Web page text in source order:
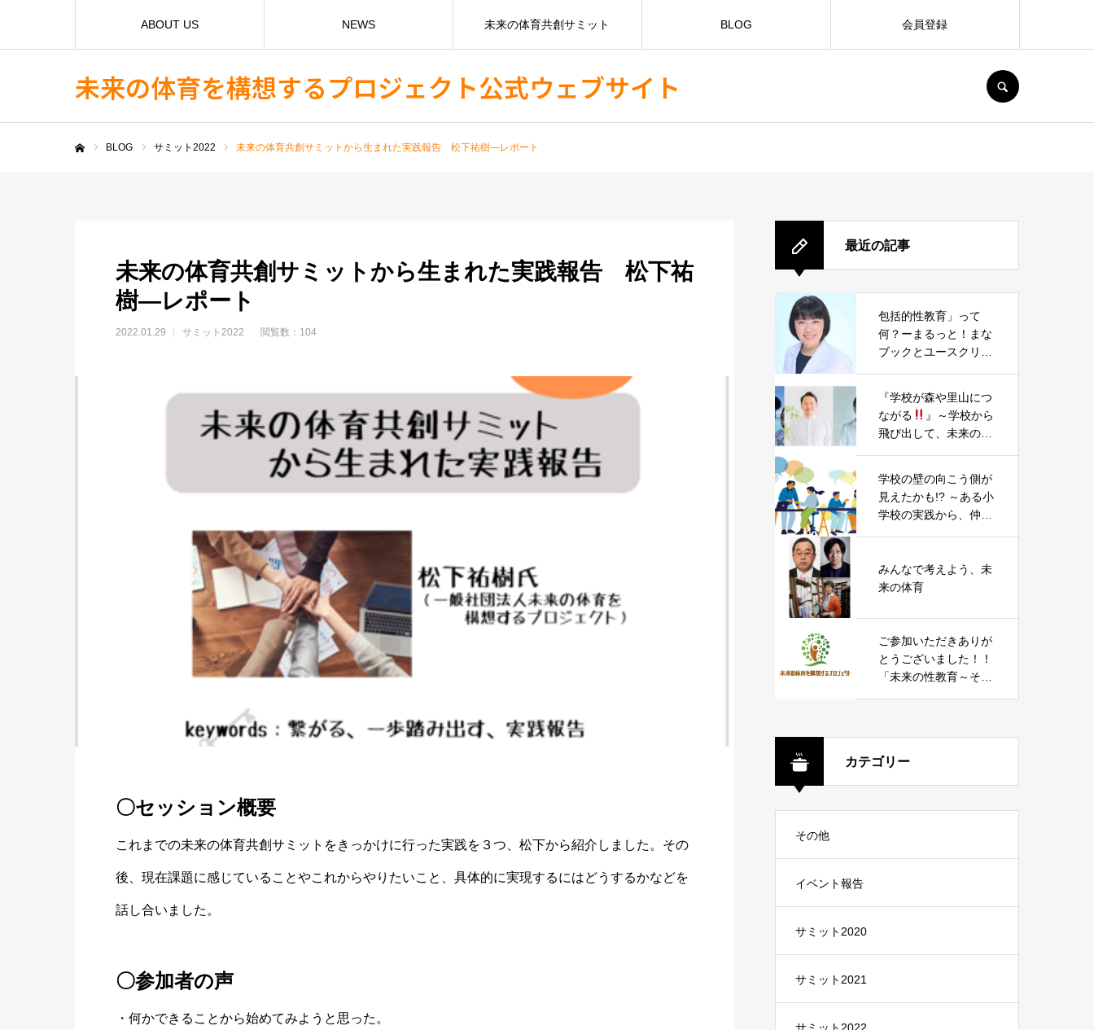
未来の体育を構想するプロジェクト公式ウェブサイト
ABOUT US NEWS 未来の体育共創サミット BLOG 会員登録
BLOG サミット2022 未来の体育共創サミットから生まれた実践報告 松下祐樹―レポート
未来の体育共創サミットから生まれた実践報告 松下祐
樹―レポート
2022.01.29 サミット2022 閲覧数：104
〇セッション概要
これまでの未来の体育共創サミットをきっかけに行った実践を３つ、松下から紹介しました。その
後、現在課題に感じていることやこれからやりたいこと、具体的に実現するにはどうするかなどを
話し合いました。
〇参加者の声
・何かできることから始めてみようと思った。
最近の記事
包括的性教育」って
何？ーまるっと！まな
ブックとユースクリニ
『学校が森や里山につ
ながる
』～学校から
飛び出して、未来の学
柄”でのまちづくり・小
学校昇降口木質化PJT
を題材に～
学校の壁の向こう側が
見えたかも!? ～ある小
学校の実践から、仲間
みんなで考えよう、未
来の体育
ご参加いただきありが
とうございました！！
「未来の性教育～そろ
カテゴリー
その他
イベント報告
サミット2020
サミット2021